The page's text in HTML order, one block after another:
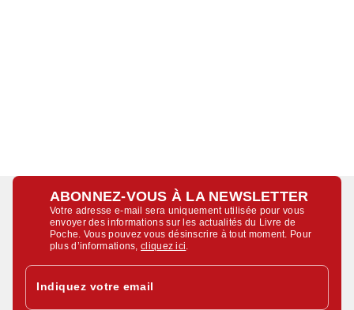
ABONNEZ-VOUS À LA NEWSLETTER
Votre adresse e-mail sera uniquement utilisée pour vous
envoyer des informations sur les actualités du Livre de
Poche. Vous pouvez vous désinscrire à tout moment. Pour
plus d’informations,cliquez ici
Indiquez votre email